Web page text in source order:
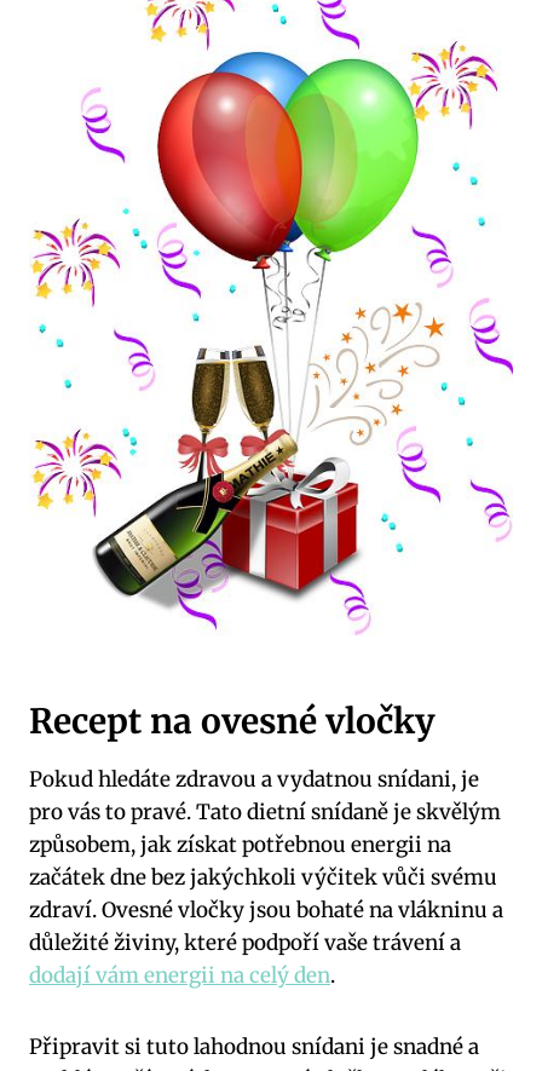
Recept na ovesné vločky
Pokud hledáte zdravou a vydatnou snídani, je
pro vás to pravé. Tato dietní snídaně je skvělým
způsobem, jak získat potřebnou energii na
začátek dne bez jakýchkoli výčitek vůči svému
zdraví. Ovesné vločky jsou bohaté na vlákninu a
důležité živiny, které podpoří vaše trávení a
dodají vám energii na celý den.
Připravit si tuto lahodnou snídani je snadné a